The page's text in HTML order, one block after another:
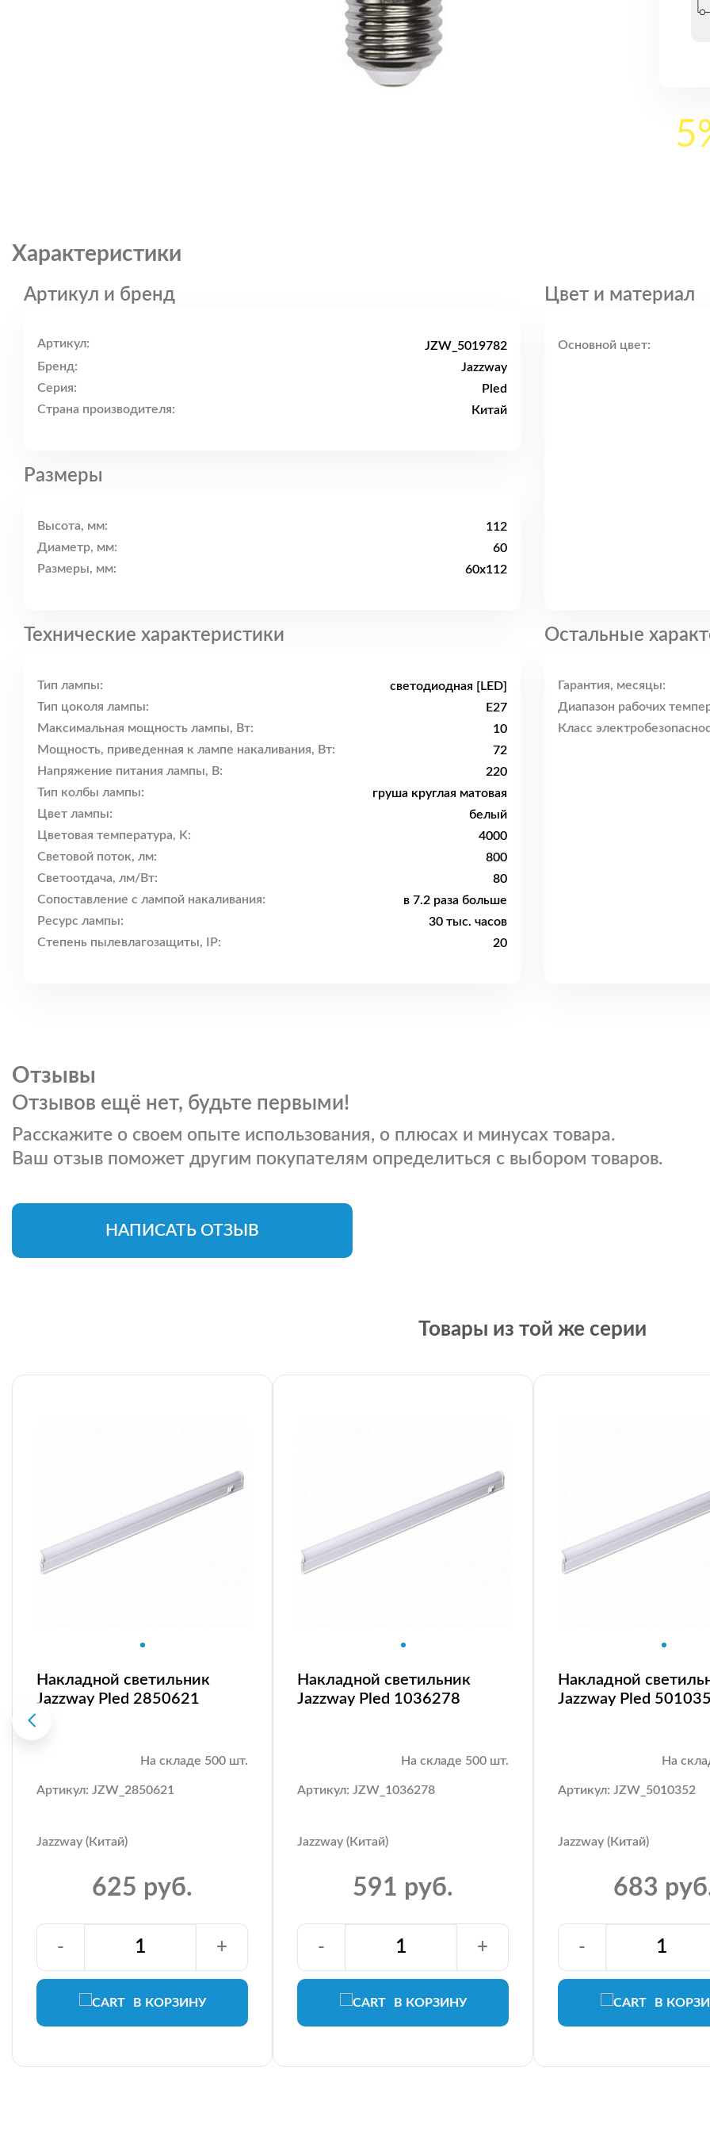
Характеристики
Артикул и бренд
Артикул:
JZW_5019782
Бренд:
Jazzway
Серия:
Pled
Страна производителя:
Китай
Размеры
Высота, мм:
112
Диаметр, мм:
60
Размеры, мм:
60x112
Цвет и материал
Основной цвет:
Технические характеристики
Тип лампы:
светодиодная [LED]
Тип цоколя лампы:
E27
Максимальная мощность лампы, Вт:
10
Мощность, приведенная к лампе накаливания, Вт:
72
Напряжение питания лампы, В:
220
Тип колбы лампы:
груша круглая матовая
Цвет лампы:
белый
Цветовая температура, K:
4000
Световой поток, лм:
800
Светоотдача, лм/Вт:
80
Сопоставление с лампой накаливания:
в 7.2 раза больше
Ресурс лампы:
30 тыс. часов
Степень пылевлагозащиты, IP:
20
Остальные
Гарантия, месяцы:
Диапазон рабочих
Класс
Отзывы
Отзывов ещё нет, будьте первыми!
Расскажите о своем опыте использования, о плюсах и минусах товара.
Ваш отзыв поможет другим покупателям определиться с выбором товаров.
НАПИСАТЬ ОТЗЫВ
Товары из той же серии
Накладной светильник
Jazzway Pled 2850621
На складе 500 шт.
Артикул: JZW_2850621
Jazzway (Китай)
625 руб.
В КОРЗИНУ
- +
Накладной светильник
Jazzway Pled 1036278
На складе 500 шт.
Артикул: JZW_1036278
Jazzway (Китай)
591 руб.
В КОРЗИНУ
- +
Накладной
Jazzway Pled
На
Артикул: JZW_5010352
Jazzway (Китай)
683
В
-